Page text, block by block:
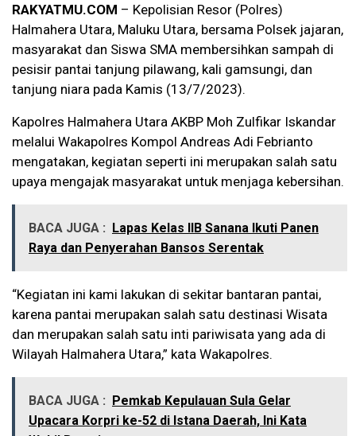
RAKYATMU.COM – Kepolisian Resor (Polres)
Halmahera Utara, Maluku Utara, bersama Polsek jajaran,
masyarakat dan Siswa SMA membersihkan sampah di
pesisir pantai tanjung pilawang, kali gamsungi, dan
tanjung niara pada Kamis (13/7/2023).
Kapolres Halmahera Utara AKBP Moh Zulfikar Iskandar
melalui Wakapolres Kompol Andreas Adi Febrianto
mengatakan, kegiatan seperti ini merupakan salah satu
upaya mengajak masyarakat untuk menjaga kebersihan.
BACA JUGA : Lapas Kelas IIB Sanana Ikuti Panen
Raya dan Penyerahan Bansos Serentak
“Kegiatan ini kami lakukan di sekitar bantaran pantai,
karena pantai merupakan salah satu destinasi Wisata
dan merupakan salah satu inti pariwisata yang ada di
Wilayah Halmahera Utara,” kata Wakapolres.
BACA JUGA : Pemkab Kepulauan Sula Gelar
Upacara Korpri ke-52 di Istana Daerah, Ini Kata